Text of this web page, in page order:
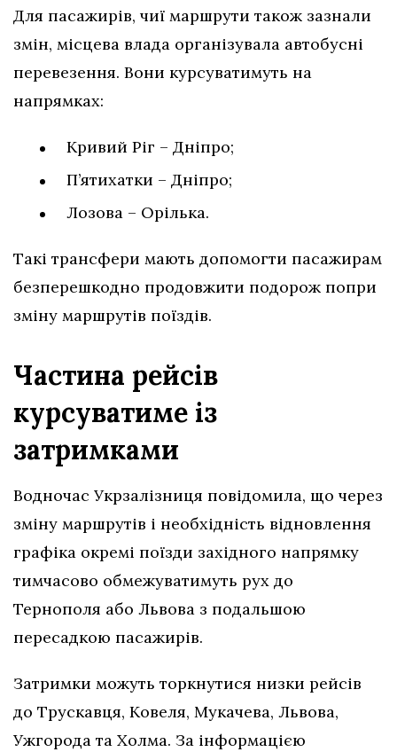
Для пасажирів, чиї маршрути також зазнали
змін, місцева влада організувала автобусні
перевезення. Вони курсуватимуть на
напрямках:
Кривий Ріг – Дніпро;
П’ятихатки – Дніпро;
Лозова – Орілька.
Такі трансфери мають допомогти пасажирам
безперешкодно продовжити подорож попри
зміну маршрутів поїздів.
Частина рейсів
курсуватиме із
затримками
Водночас Укрзалізниця повідомила, що через
зміну маршрутів і необхідність відновлення
графіка окремі поїзди західного напрямку
тимчасово обмежуватимуть рух до
Тернополя або Львова з подальшою
пересадкою пасажирів.
Затримки можуть торкнутися низки рейсів
до Трускавця, Ковеля, Мукачева, Львова,
Ужгорода та Холма. За інформацією